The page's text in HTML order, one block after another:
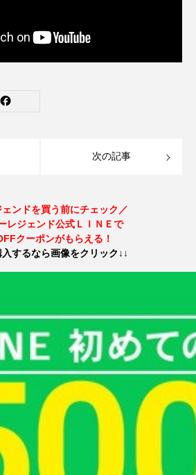
次の記事
ンドを買う前にチェック／
レジェンド公式ＬＩＮＥで
クーポンがもらえる！
入するなら画像をクリック↓↓